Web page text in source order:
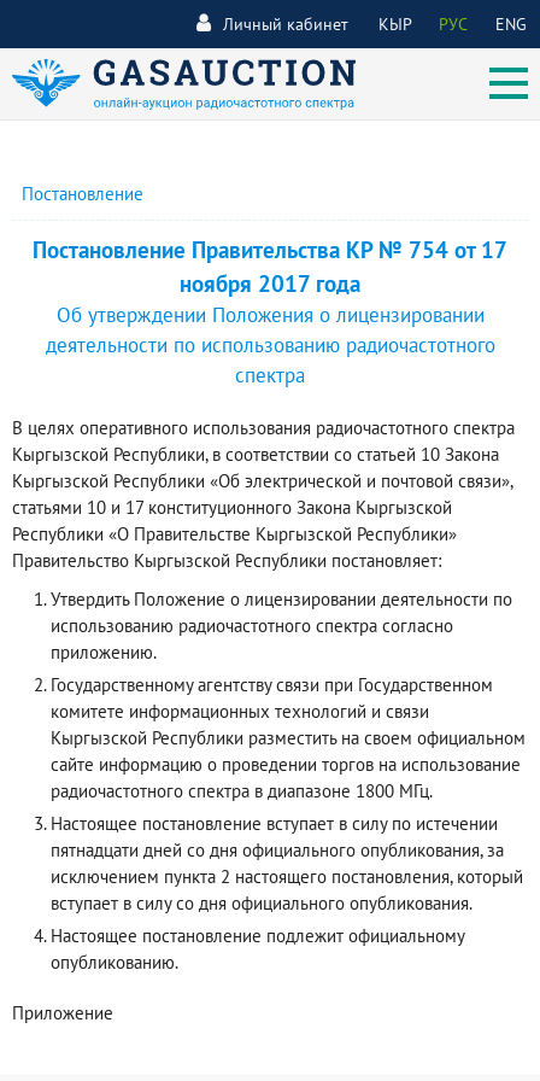
КЫР РУС ENG
Личный кабинет
Постановление
Постановление Правительства КР № 754 от 17
ноября 2017 года
Об утверждении Положения о лицензировании
деятельности по использованию радиочастотного
спектра
В целях оперативного использования радиочастотного спектра
Кыргызской Республики, в соответствии со статьей 10 Закона
Кыргызской Республики «Об электрической и почтовой связи»,
статьями 10 и 17 конституционного Закона Кыргызской
Республики «О Правительстве Кыргызской Республики»
Правительство Кыргызской Республики постановляет:
Утвердить Положение о лицензировании деятельности по
использованию радиочастотного спектра согласно
приложению.
Государственному агентству связи при Государственном
комитете информационных технологий и связи
Кыргызской Республики разместить на своем официальном
сайте информацию о проведении торгов на использование
радиочастотного спектра в диапазоне 1800 МГц.
Настоящее постановление вступает в силу по истечении
пятнадцати дней со дня официального опубликования, за
исключением пункта 2 настоящего постановления, который
вступает в силу со дня официального опубликования.
Настоящее постановление подлежит официальному
опубликованию.
Приложение